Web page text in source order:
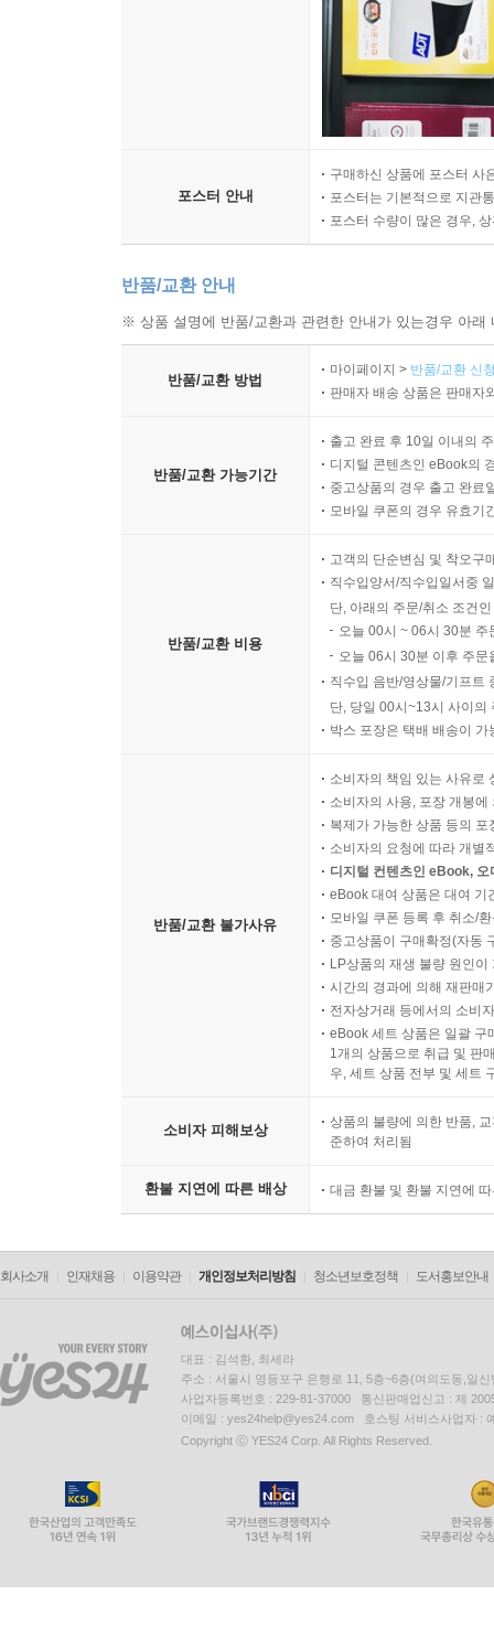
포스터 안내
구매하신 상품에 포스터 사
포스터는 기본적으로 지관
포스터 수량이 많은 경우,
반품/교환 안내
※ 상품 설명에 반품/교환과 관련한 안내가 있는경우 아
반품/교환 방법
마이페이지 > 반품/교환 신
판매자 배송 상품은 판매자
반품/교환 가능기간
출고 완료 후 10일 이내의
디지털 콘텐츠인 eBook의
중고상품의 경우 출고 완료
모바일 쿠폰의 경우 유효기
반품/교환 비용
고객의 단순변심 및 착오구
직수입양서/직수입일서중
단, 아래의 주문/취소 조건
오늘 00시 ~ 06시 30분
오늘 06시 30분 이후 주
직수입 음반/영상물/기프트
단, 당일 00시~13시 사이의
박스 포장은 택배 배송이
반품/교환 불가사유
소비자의 책임 있는 사유로
소비자의 사용, 포장 개봉
복제가 가능한 상품 등의
소비자의 요청에 따라 개별
디지털 컨텐츠인 eBook,
eBook 대여 상품은 대여 기
모바일 쿠폰 등록 후 취소/
중고상품이 구매확정(자동
LP상품의 재생 불량 원인
시간의 경과에 의해 재판매
전자상거래 등에서의 소비
eBook 세트 상품은 일괄 구
1개의 상품으로 취급 및 판
우, 세트 상품 전부 및 세트
소비자 피해보상
상품의 불량에 의한 반품,
준하여 처리됨
환불 지연에 따른 배상 대금 환불 및 환불 지연에
회사소개 인재채용 이용약관 개인정보처리방침 청소년보호정책 도서홍보안내
대표 : 김석환, 최세라
주소 : 서울시 영등포구 은행로 11, 5층~6층(여의도동,일신
사업자등록번호 : 229-81-37000 통신판매업신고 : 제
이메일 : yes24help@yes24.com 호스팅 서비스사업자 :
Copyright ⓒ YES24 Corp. All Rights Reserved.